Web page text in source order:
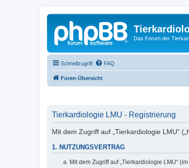
Das Forum der
Schnellzugriff FAQ
Foren-Übersicht
Tierkardiologie LMU - Registrierung
Mit dem Zugriff auf „Tierkardiologie LMU“
1. NUTZUNGSVERTRAG
Mit dem Zugriff auf „Tierkardiologie LMU“